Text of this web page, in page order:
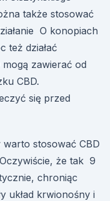
także stosować
O konopiach
też działać
zawierać od
CBD.
się przed
stosować CBD
że tak 9
chroniąc
układ krwionośny i